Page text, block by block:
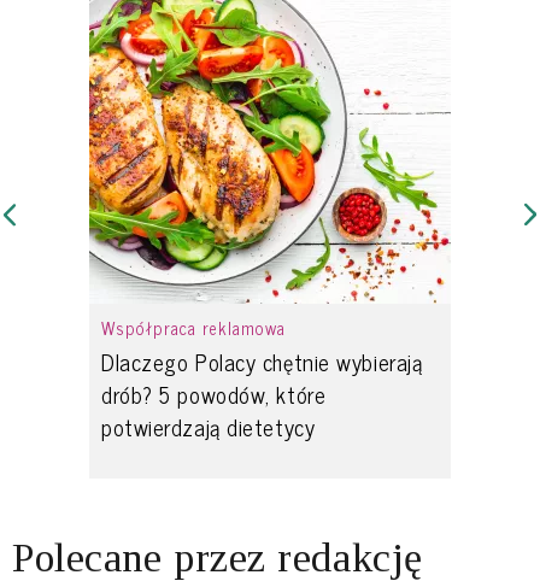
Współpraca reklamowa
Dlaczego Polacy chętnie wybierają
drób? 5 powodów, które
potwierdzają dietetycy
Polecane przez redakcję